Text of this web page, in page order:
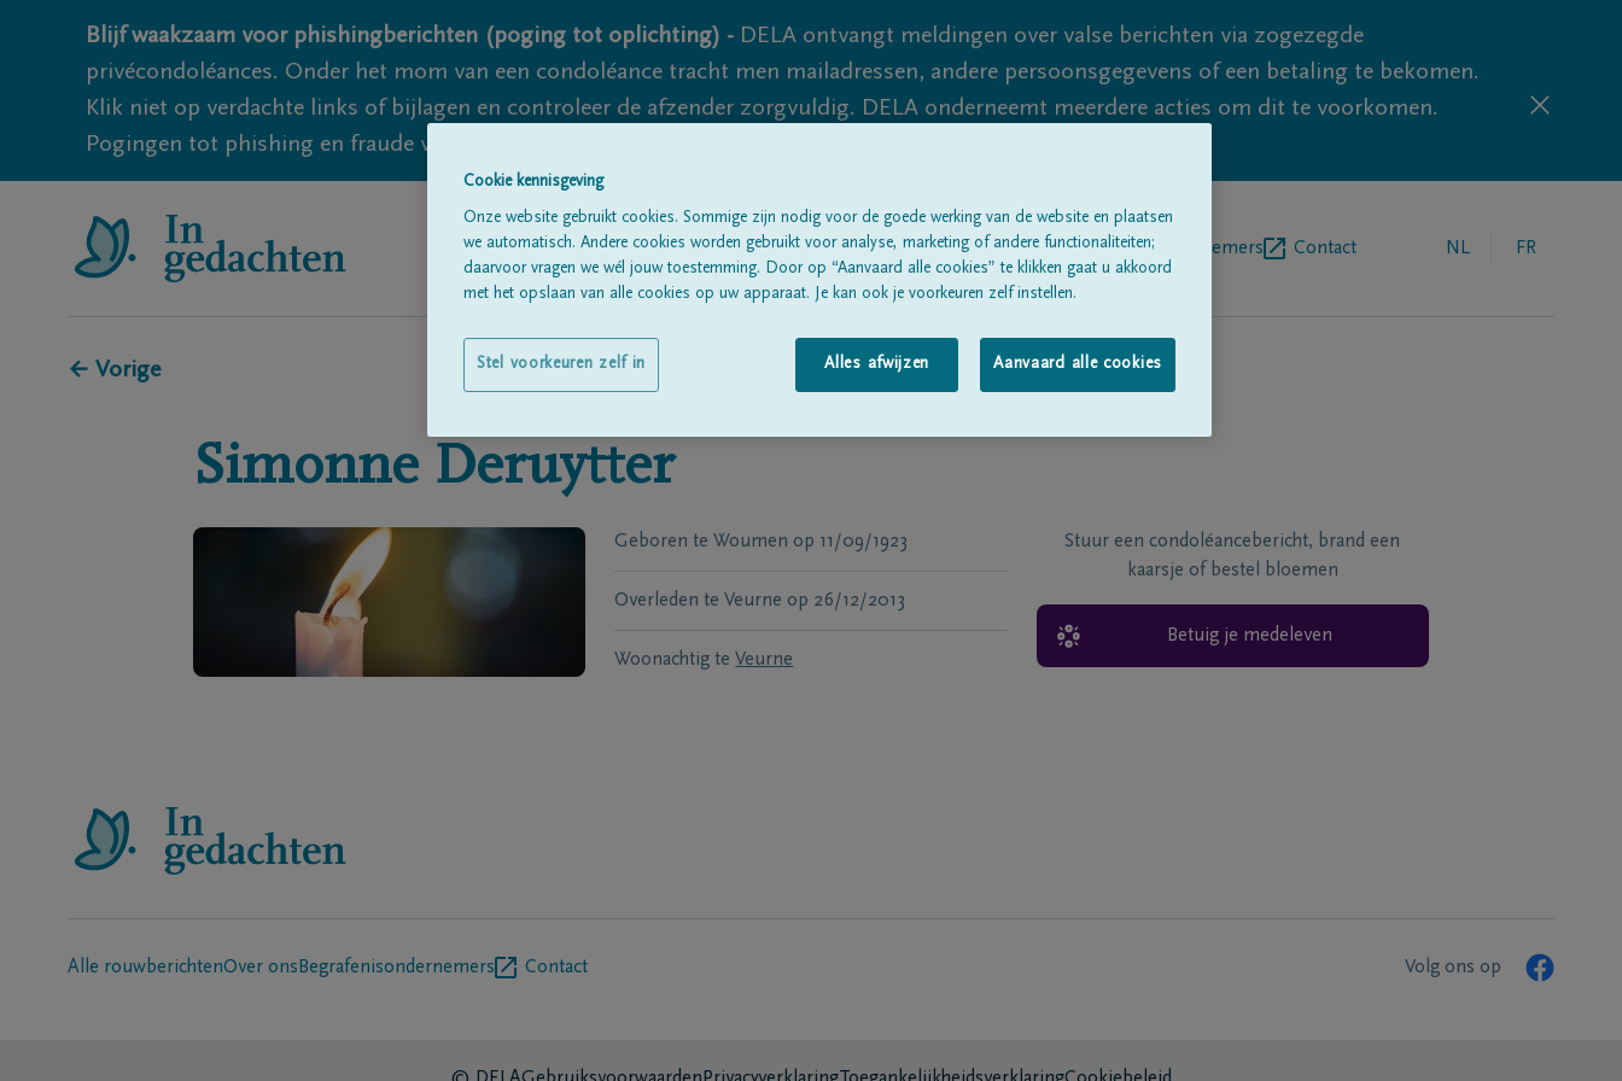
Blijf waakzaam voor phishingberichten (poging tot oplichting) - DELA ontvangt meldingen over valse berichten via zogezegde
privécondoléances. Onder het mom van een condoléance tracht men mailadressen, andere persoonsgegevens of een betaling te bekomen.
Klik niet op verdachte links of bijlagen en controleer de afzender zorgvuldig. DELA onderneemt meerdere acties om dit te voorkomen.
Pogingen tot phishing en fraude vallen echter nooit volledig uit te sluiten, dus blijf waakzaam.
Alle rouwberichten Over onsBegrafenisondernemers Contact NL FR
← Vorige
Simonne Deruytter
Geboren te Woumen op 11/09/1923
Overleden te Veurne op 26/12/2013
Woonachtig te Veurne
Stuur een condoléancebericht, brand een
kaarsje of bestel bloemen
Betuig je medeleven
Alle rouwberichtenOver ons Begrafenisondernemers Contact Volg ons op
Cookie kennisgeving
Onze website gebruikt cookies. Sommige zijn nodig voor de goede werking van de website en plaatsen
we automatisch. Andere cookies worden gebruikt voor analyse, marketing of andere functionaliteiten;
daarvoor vragen we wél jouw toestemming. Door op “Aanvaard alle cookies” te klikken gaat u akkoord
met het opslaan van alle cookies op uw apparaat. Je kan ook je voorkeuren zelf instellen.
Alles afwijzen Aanvaard alle cookies
Stel voorkeuren zelf in